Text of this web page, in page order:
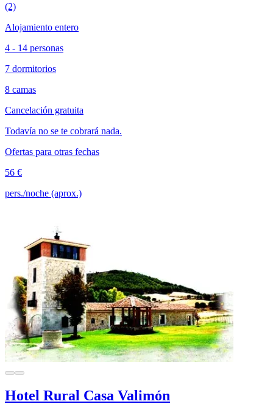
(2)
Alojamiento entero
4 - 14 personas
7 dormitorios
8 camas
Cancelación gratuita
Todavía no se te cobrará nada.
Ofertas para otras fechas
56 €
pers./noche (aprox.)
Hotel Rural Casa Valimón